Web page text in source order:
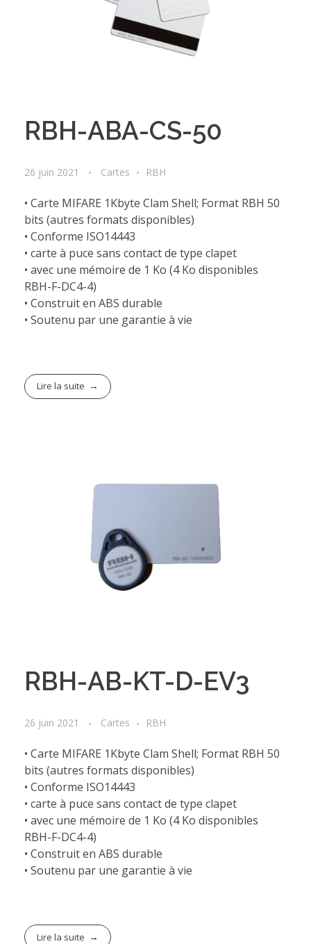
RBH-ABA-CS-50
26 juin 2021 Cartes RBH
• Carte MIFARE 1Kbyte Clam Shell; Format RBH 50
bits (autres formats disponibles)
• Conforme ISO14443
• carte à puce sans contact de type clapet
• avec une mémoire de 1 Ko (4 Ko disponibles
RBH-F-DC4-4)
• Construit en ABS durable
• Soutenu par une garantie à vie
Lire la suite
RBH-AB-KT-D-EV3
26 juin 2021 Cartes RBH
• Carte MIFARE 1Kbyte Clam Shell; Format RBH 50
bits (autres formats disponibles)
• Conforme ISO14443
• carte à puce sans contact de type clapet
• avec une mémoire de 1 Ko (4 Ko disponibles
RBH-F-DC4-4)
• Construit en ABS durable
• Soutenu par une garantie à vie
Lire la suite